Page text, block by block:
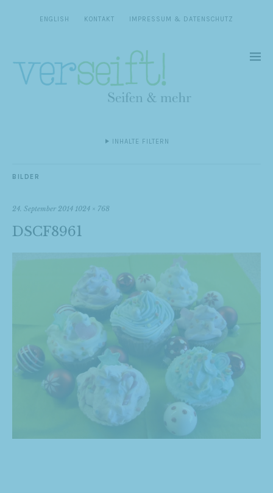
ENGLISH KONTAKT IMPRESSUM & DATENSCHUTZ
INHALTE FILTERN
BILDER
24. September 2014 1024 × 768
DSCF8961